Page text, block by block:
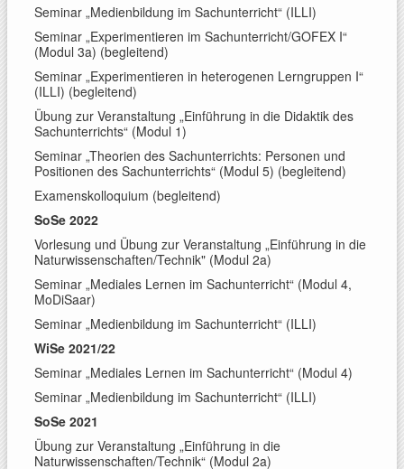
Seminar „Medienbildung im Sachunterricht“ (ILLI)
Seminar „Experimentieren im Sachunterricht/GOFEX I“
(Modul 3a) (begleitend)
Seminar „Experimentieren in heterogenen Lerngruppen I“
(ILLI) (begleitend)
Übung zur Veranstaltung „Einführung in die Didaktik des
Sachunterrichts“ (Modul 1)
Seminar „Theorien des Sachunterrichts: Personen und
Positionen des Sachunterrichts“ (Modul 5) (begleitend)
Examenskolloquium (begleitend)
SoSe 2022
Vorlesung und Übung zur Veranstaltung „Einführung in die
Naturwissenschaften/Technik" (Modul 2a)
Seminar „Mediales Lernen im Sachunterricht“ (Modul 4,
MoDiSaar)
Seminar „Medienbildung im Sachunterricht“ (ILLI)
WiSe 2021/22
Seminar „Mediales Lernen im Sachunterricht“ (Modul 4)
Seminar „Medienbildung im Sachunterricht“ (ILLI)
SoSe 2021
Übung zur Veranstaltung „Einführung in die
Naturwissenschaften/Technik“ (Modul 2a)